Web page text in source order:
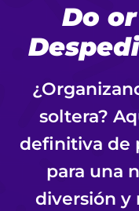
Do
soltera?
definitiva de
para una
diversión y